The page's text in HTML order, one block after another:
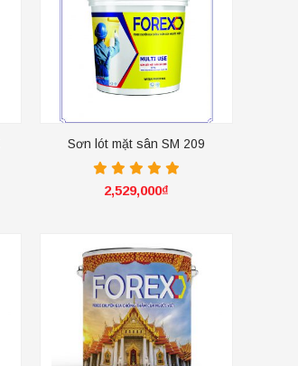
Sơn lót mặt sân SM 209
2,529,000₫